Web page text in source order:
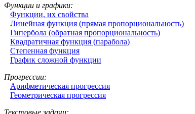
Функции и графики:
Функции, их свойства
Линейная функция (прямая пропорциональность)
Гипербола (обратная пропорциональность)
Квадратичная функция (парабола)
Степенная функция
График сложной функции
Прогрессии:
Арифметическая прогрессия
Геометрическая прогрессия
Текстовые задачи: